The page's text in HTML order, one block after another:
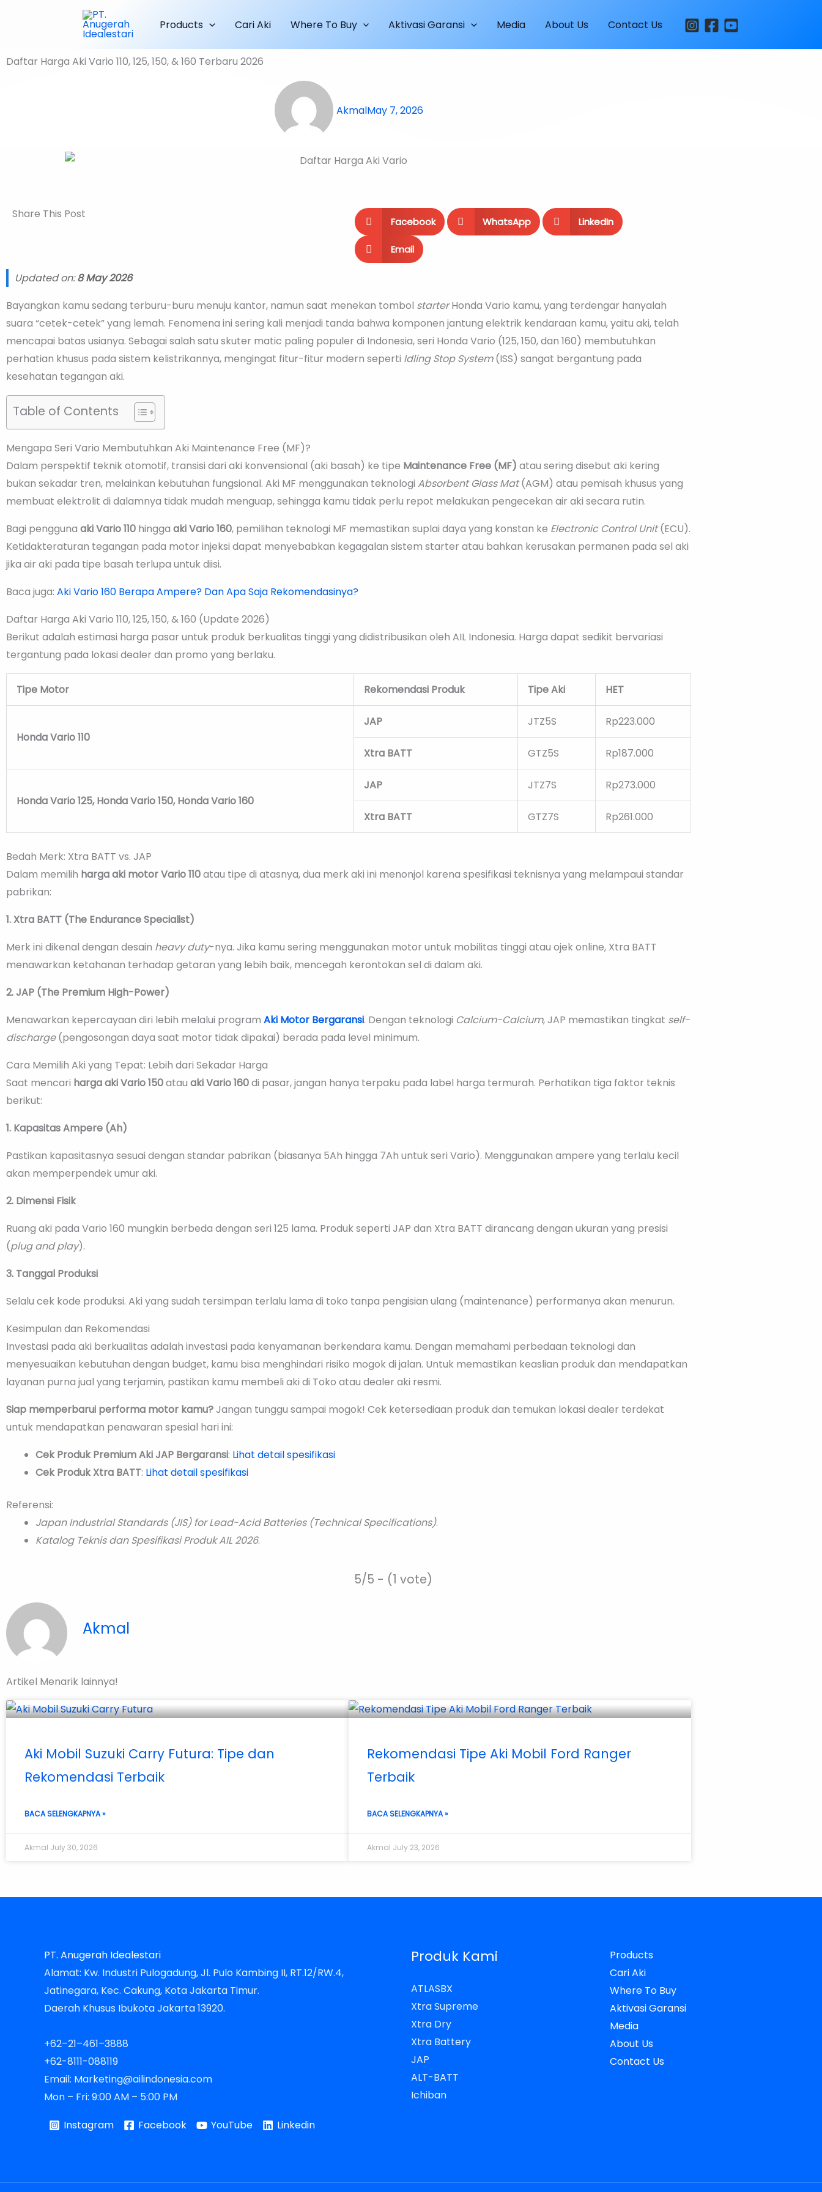
Products Cari Aki Where To Buy Aktivasi Garansi Media About Us Contact Us
Daftar Harga Aki Vario 110, 125, 150, & 160 Terbaru 2026
AkmalMay 7, 2026
Share This Post
Facebook WhatsApp LinkedIn
Email
Updated on:8 May 2026
Bayangkan kamu sedang terburu-buru menuju kantor, namun saat menekan tombol starterHonda Vario kamu, yang terdengar hanyalah
suara “cetek-cetek” yang lemah. Fenomena ini sering kali menjadi tanda bahwa komponen jantung elektrik kendaraan kamu, yaitu aki, telah
mencapai batas usianya. Sebagai salah satu skuter matic paling populer di Indonesia, seri Honda Vario (125, 150, dan 160) membutuhkan
perhatian khusus pada sistem kelistrikannya, mengingat fitur-fitur modern seperti Idling Stop System(ISS) sangat bergantung pada
kesehatan tegangan aki.
Table of Contents
Mengapa Seri Vario Membutuhkan Aki Maintenance Free (MF)?
Dalam perspektif teknik otomotif, transisi dari aki konvensional (aki basah) ke tipe Maintenance Free (MF) atau sering disebut aki kering
bukan sekadar tren, melainkan kebutuhan fungsional. Aki MF menggunakan teknologi Absorbent Glass Mat(AGM) atau pemisah khusus yang
membuat elektrolit di dalamnya tidak mudah menguap, sehingga kamu tidak perlu repot melakukan pengecekan air aki secara rutin.
Bagi pengguna aki Vario 110 hingga aki Vario 160, pemilihan teknologi MF memastikan suplai daya yang konstan ke Electronic Control Unit(ECU).
Ketidakteraturan tegangan pada motor injeksi dapat menyebabkan kegagalan sistem starter atau bahkan kerusakan permanen pada sel aki
jika air aki pada tipe basah terlupa untuk diisi.
Baca juga: Aki Vario 160 Berapa Ampere? Dan Apa Saja Rekomendasinya?
Daftar Harga Aki Vario 110, 125, 150, & 160 (Update 2026)
Berikut adalah estimasi harga pasar untuk produk berkualitas tinggi yang didistribusikan oleh AIL Indonesia. Harga dapat sedikit bervariasi
tergantung pada lokasi dealer dan promo yang berlaku.
Tipe Motor Rekomendasi Produk Tipe Aki HET
Honda Vario 110
JAP JTZ5S Rp223.000
Xtra BATT GTZ5S Rp187.000
Honda Vario 125, Honda Vario 150, Honda Vario 160
JAP JTZ7S Rp273.000
Xtra BATT GTZ7S Rp261.000
Bedah Merk: Xtra BATT vs. JAP
Dalam memilih harga aki motor Vario 110atau tipe di atasnya, dua merk aki ini menonjol karena spesifikasi teknisnya yang melampaui standar
pabrikan:
1. Xtra BATT (The Endurance Specialist)
Merk ini dikenal dengan desain heavy duty-nya. Jika kamu sering menggunakan motor untuk mobilitas tinggi atau ojek online, Xtra BATT
menawarkan ketahanan terhadap getaran yang lebih baik, mencegah kerontokan sel di dalam aki.
2. JAP (The Premium High-Power)
Menawarkan kepercayaan diri lebih melalui program Aki Motor Bergaransi. Dengan teknologi Calcium-Calcium, JAP memastikan tingkat self-
discharge(pengosongan daya saat motor tidak dipakai) berada pada level minimum.
Cara Memilih Aki yang Tepat: Lebih dari Sekadar Harga
Saat mencari harga aki Vario 150atau aki Vario 160di pasar, jangan hanya terpaku pada label harga termurah. Perhatikan tiga faktor teknis
berikut:
1. Kapasitas Ampere (Ah)
Pastikan kapasitasnya sesuai dengan standar pabrikan (biasanya 5Ah hingga 7Ah untuk seri Vario). Menggunakan ampere yang terlalu kecil
akan memperpendek umur aki.
2. Dimensi Fisik
Ruang aki pada Vario 160 mungkin berbeda dengan seri 125 lama. Produk seperti JAP dan Xtra BATT dirancang dengan ukuran yang presisi
(plug and play).
3. Tanggal Produksi
Selalu cek kode produksi. Aki yang sudah tersimpan terlalu lama di toko tanpa pengisian ulang (maintenance) performanya akan menurun.
Kesimpulan dan Rekomendasi
Investasi pada aki berkualitas adalah investasi pada kenyamanan berkendara kamu. Dengan memahami perbedaan teknologi dan
menyesuaikan kebutuhan dengan budget, kamu bisa menghindari risiko mogok di jalan. Untuk memastikan keaslian produk dan mendapatkan
layanan purna jual yang terjamin, pastikan kamu membeli aki di Toko atau dealer aki resmi.
Siap memperbarui performa motor kamu?Jangan tunggu sampai mogok! Cek ketersediaan produk dan temukan lokasi dealer terdekat
untuk mendapatkan penawaran spesial hari ini:
Cek Produk Premium Aki JAP Bergaransi: Lihat detail spesifikasi
Cek Produk Xtra BATT: Lihat detail spesifikasi
Referensi:
Japan Industrial Standards (JIS) for Lead-Acid Batteries (Technical Specifications).
Katalog Teknis dan Spesifikasi Produk AIL 2026.
5/5 - (1 vote)
Akmal
Artikel Menarik lainnya!
Aki Mobil Suzuki Carry Futura: Tipe dan
Rekomendasi Terbaik
BACA SELENGKAPNYA »
Akmal July 30, 2026
Rekomendasi Tipe Aki Mobil Ford Ranger
Terbaik
BACA SELENGKAPNYA »
Akmal July 23, 2026
PT. Anugerah Idealestari
Alamat: Kw. Industri Pulogadung, Jl. Pulo Kambing II, RT.12/RW.4,
Jatinegara, Kec. Cakung, Kota Jakarta Timur.
Daerah Khusus Ibukota Jakarta 13920.
+62–21–461–3888
+62-8111-088119
Email: Marketing@ailindonesia.com
Mon – Fri: 9:00 AM – 5:00 PM
Instagram
Facebook YouTube Linkedin
Produk Kami
ATLASBX
Xtra Supreme
Xtra Dry
Xtra Battery
JAP
ALT-BATT
Ichiban
Products
Cari Aki
Where To Buy
Aktivasi Garansi
Media
About Us
Contact Us